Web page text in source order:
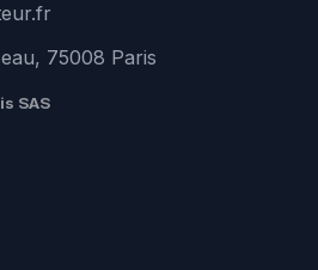
75008 Paris
SAS